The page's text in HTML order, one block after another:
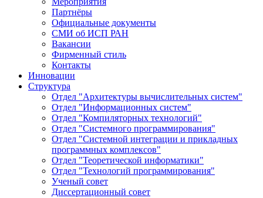
Партнёры
Официальные документы
СМИ об ИСП РАН
Вакансии
Фирменный стиль
Контакты
Инновации
Структура
Отдел "Архитектуры вычислительных систем"
Отдел "Информационных систем"
Отдел "Компиляторных технологий"
Отдел "Системного программирования"
Отдел "Системной интеграции и прикладных
программных комплексов"
Отдел "Теоретической информатики"
Отдел "Технологий программирования"
Ученый совет
Диссертационный совет